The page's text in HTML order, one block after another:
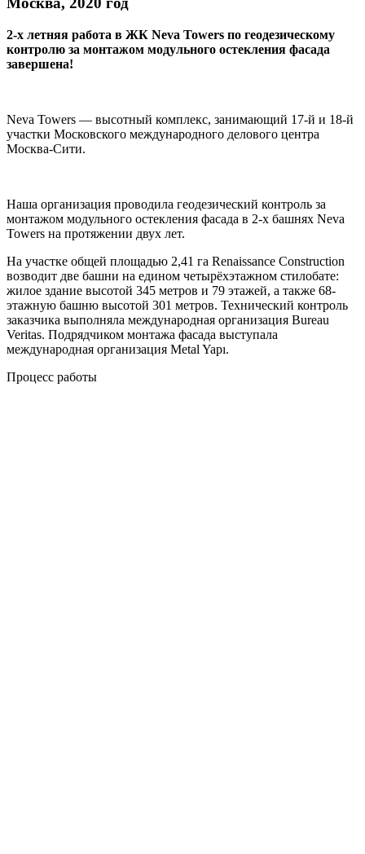
2-х летняя работа в ЖК Neva Towers по геодезическому
контролю за монтажом модульного остекления фасада
завершена!
Neva Towers — высотный комплекс, занимающий 17-й и 18-й
участки Московского международного делового центра
Москва-Сити.
Наша организация проводила геодезический контроль за
монтажом модульного остекления фасада в 2-х башнях Neva
Towers на протяжении двух лет.
На участке общей площадью 2,41 га Renaissance Construction
возводит две башни на едином четырёхэтажном стилобате:
жилое здание высотой 345 метров и 79 этажей, а также 68-
этажную башню высотой 301 метров. Технический контроль
заказчика выполняла международная организация Bureau
Veritas. Подрядчиком монтажа фасада выступала
международная организация Metal Yapı.
Процесс работы